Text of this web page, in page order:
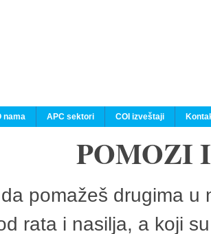
nama APC sektori COI izveštaji
POMOZI
pomažeš drugima
rata i nasilja, a koji